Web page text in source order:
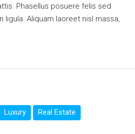
Phasellus posuere felis sed
Aliquam laoreet nisl massa,
Luxury Real Estate